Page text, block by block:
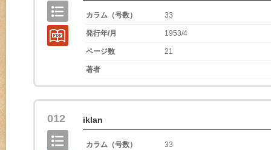
カラム（号数） 33
発行年/月 1953/4
ページ数 21
著者
012 iklan
カラム（号数） 33